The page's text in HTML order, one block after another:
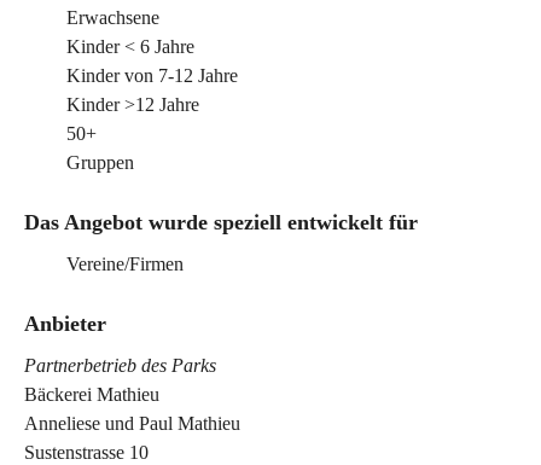
Erwachsene
Kinder < 6 Jahre
Kinder von 7-12 Jahre
Kinder >12 Jahre
50+
Gruppen
Das Angebot wurde speziell entwickelt für
Vereine/Firmen
Anbieter
Partnerbetrieb des Parks
Bäckerei Mathieu
Anneliese und Paul Mathieu
Sustenstrasse 10